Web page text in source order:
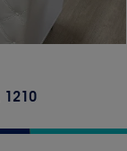
1210